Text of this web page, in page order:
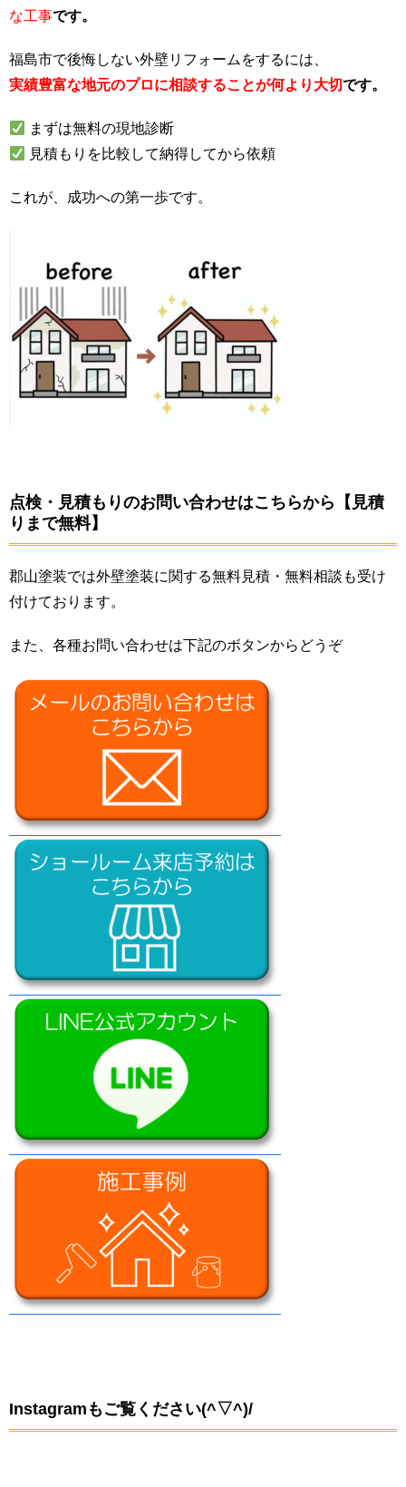
な工事です。
福島市で後悔しない外壁リフォームをするには、
実績豊富な地元のプロに相談することが何より大切です。
まずは無料の現地診断
見積もりを比較して納得してから依頼
これが、成功への第一歩です。
点検・見積もりのお問い合わせはこちらから【見積
りまで無料】
郡山塗装では外壁塗装に関する無料見積・無料相談も受け
付けております。
また、各種お問い合わせは下記のボタンからどうぞ
Instagramもご覧ください(^▽^)/